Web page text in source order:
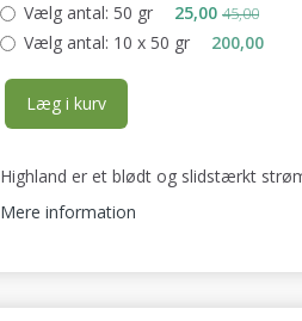
Vælg antal: 50 gr 25,00 45,00
Vælg antal: 10 x 50 gr 200,00
Læg i kurv
Highland er et blødt og slidstærkt
Mere information